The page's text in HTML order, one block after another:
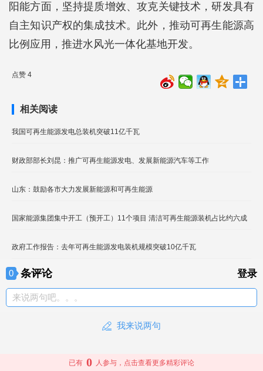
阳能方面，坚持提质增效、攻克关键技术，研发具有
自主知识产权的集成技术。此外，推动可再生能源高
比例应用，推进水风光一体化基地开发。
点赞 4
相关阅读
我国可再生能源发电总装机突破11亿千瓦
财政部部长刘昆：推广可再生能源发电、发展新能源汽车等工作
山东：鼓励各市大力发展新能源和可再生能源
国家能源集团集中开工（预开工）11个项目 清洁可再生能源装机占比约六成
政府工作报告：去年可再生能源发电装机规模突破10亿千瓦
0 条评论 登录
来说两句吧。。。
我来说两句
已有 0 人参与，点击查看更多精彩评论